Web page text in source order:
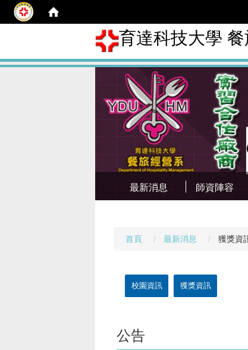
育達科技大學
最新消息 師資陣容
首頁 最新消息 獲獎資
校園資訊 獲獎資訊
公告